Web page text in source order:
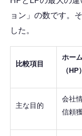
ョン」の数です。
した。
比較項目
ホー
（HP）
主な目的
会社
信頼